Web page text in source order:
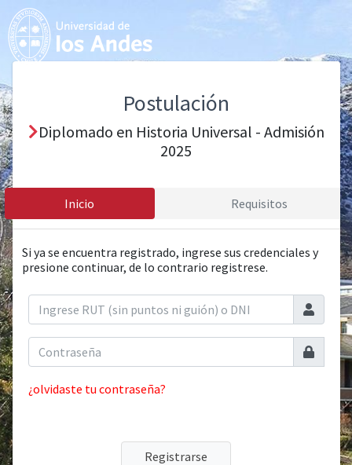
Postulación
Diplomado en Historia Universal - Admisión
2025
Inicio Requisitos
Si ya se encuentra registrado, ingrese sus credenciales y
presione continuar, de lo contrario registrese.
¿olvidaste tu contraseña?
Registrarse